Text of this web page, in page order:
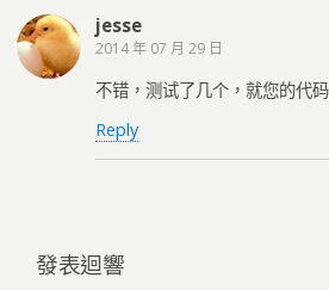
jesse
2014 年 07 月 29 日
不错，测试了几个，就您的代
Reply
發表迴響